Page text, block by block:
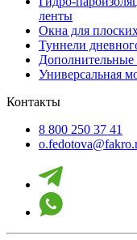
ленты
Окна для
Туннели
Дополнительные
Универсальная
Контакты
8 800 250 37 41